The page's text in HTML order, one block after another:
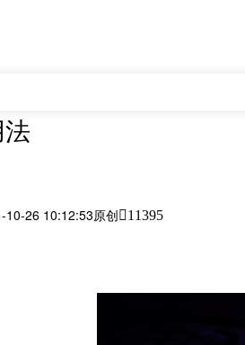
10-26 10:12:53原创 11395